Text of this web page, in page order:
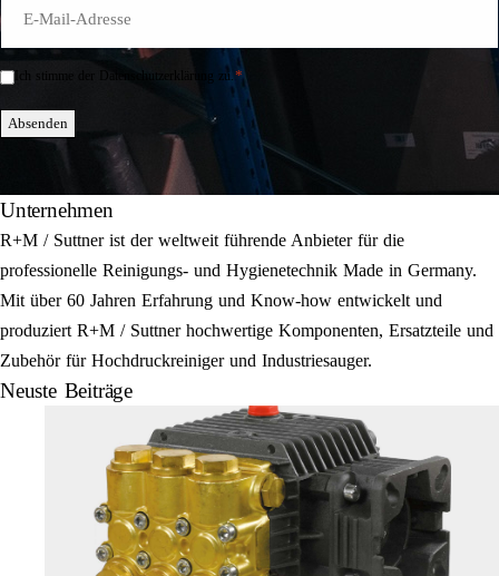
Mail
Einwilligung
Ich stimme der Datenschutzerklärung zu.*
Absenden
Unternehmen
R+M / Suttner ist der weltweit führende Anbieter für die
professionelle Reinigungs- und Hygienetechnik Made in Germany.
Mit über 60 Jahren Erfahrung und Know-how entwickelt und
produziert R+M / Suttner hochwertige Komponenten, Ersatzteile und
Zubehör für Hochdruckreiniger und Industriesauger.
Neuste Beiträge